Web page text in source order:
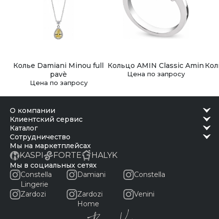
Колье Damiani Minou full
pavè
Цена по запросу
Кольцо AMIN Classic Amin
Цена по запросу
о компании
клиентский сервис
каталог
сотрудничество
Мы на маркетплейсах
KASPI FORTE HALYK
Мы в социальных сетях
Constella
Lingerie
Damiani Constella
Zardozi
Zardozi
Home
Venini